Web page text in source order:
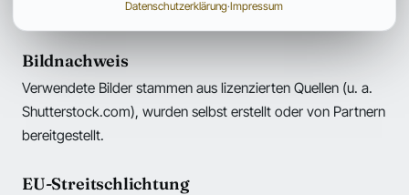
Autors bzw. Erstellers.
Bildnachweis
Verwendete Bilder stammen aus lizenzierten Quellen (u. a.
Shutterstock.com), wurden selbst erstellt oder von Partnern
bereitgestellt.
EU-Streitschlichtung
Datenschutzerklärung·Impressum